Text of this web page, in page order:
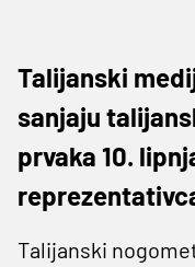
Talijanski
sanjaju
prvaka 10.
Talijanski